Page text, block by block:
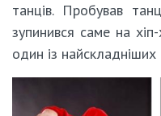
танців. Пробував
зупинився саме на
один із